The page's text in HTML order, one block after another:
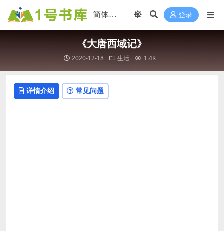
登录
《大唐西域记》
2020-12-18 生活 1.4K
详情介绍 常见问题